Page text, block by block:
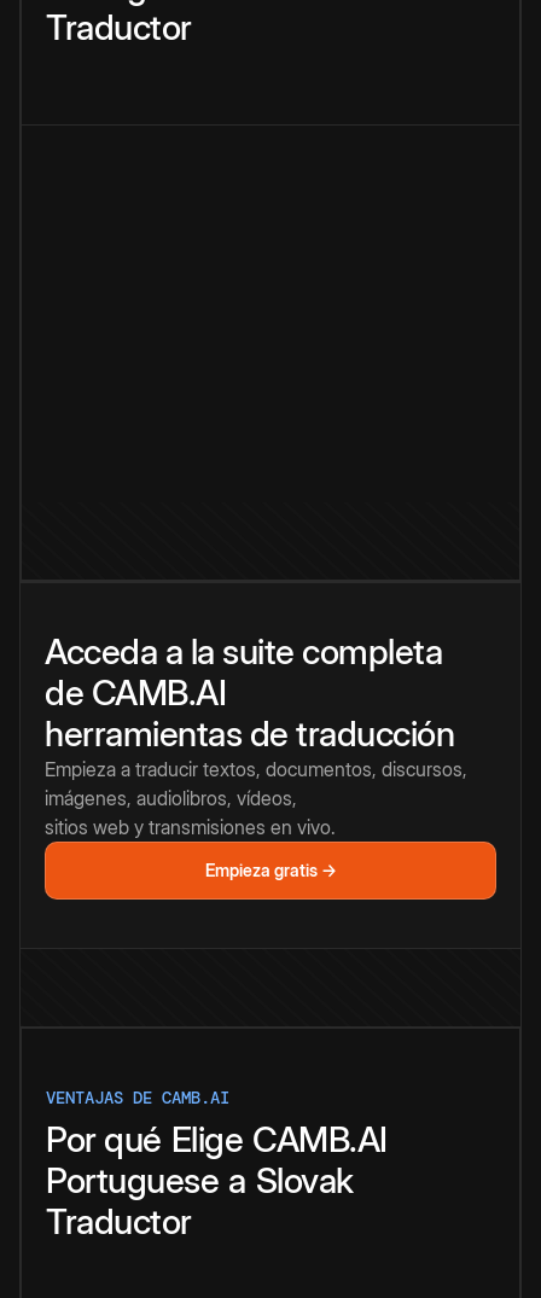
Traductor
Acceda a la suite completa
de CAMB.AI
herramientas de traducción
Empieza a traducir textos, documentos, discursos,
imágenes, audiolibros, vídeos,
sitios web y transmisiones en vivo.
Empieza gratis →
VENTAJAS DE CAMB.AI
Por qué Elige CAMB.AI
Portuguese a Slovak
Traductor